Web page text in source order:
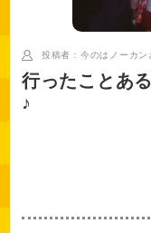
投稿者：今のはノーカン
行ったことあ
♪